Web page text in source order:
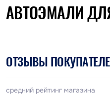
АВТОЭМАЛИ
ОТЗЫВЫ
средний рейтинг магазина